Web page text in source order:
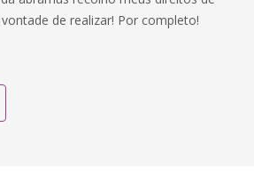
de realizar! Por completo!